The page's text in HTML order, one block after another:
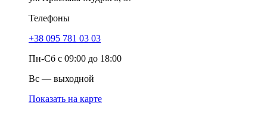
Телефоны
+38 095 781 03 03
Пн-Сб с 09:00 до 18:00
Вс — выходной
Показать на карте